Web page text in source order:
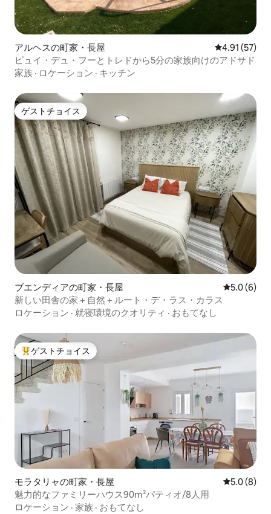
アルヘスの町家・長屋 レビュー57
4.91 (57)
ピュイ・デュ・フーとトレドから5分の家族向けのアドサド
家族 · ロケーション · キッチン
ゲストチョイス
ゲストチョイス
ブエンディアの町家・長屋 レビュー6
5.0 (6)
新しい田舎の家＋自然＋ルート・デ・ラス・カラス
ロケーション · 就寝環境のクオリティ · おもてなし
大好評のゲストチョイスです。
ゲストチョイス
モラタリャの町家・長屋 レビュー8
5.0 (8)
魅力的なファミリーハウス90m²パティオ/8人用
ロケーション · 家族 · おもてなし